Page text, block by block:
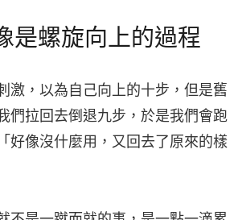
是螺旋向上的過程
激，以為自己向上的十步，但是舊
們拉回去倒退九步，於是我們會跑
好像沒什麼用，又回去了原來的樣